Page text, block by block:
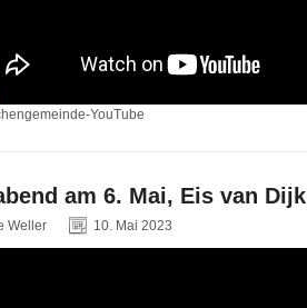
YouTube
am 6. Mai, Eis van Dijk
Weller 10. Mai 2023